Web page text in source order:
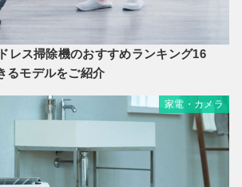
レス掃除機のおすすめランキング16
るモデルをご紹介
家電・カメラ